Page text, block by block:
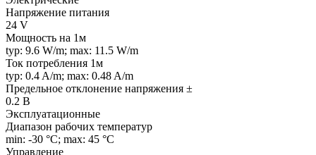
Напряжение питания
24 V
Мощность на 1м
typ: 9.6 W/m; max: 11.5 W/m
Ток потребления 1м
typ: 0.4 A/m; max: 0.48 A/m
Предельное отклонение напряжения ±
0.2 В
Эксплуатационные
Диапазон рабочих температур
min: -30 °C; max: 45 °C
Управление